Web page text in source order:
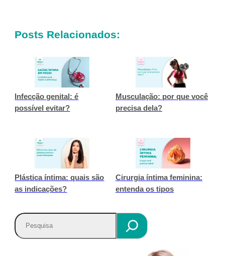
Posts Relacionados:
Infecção genital: é
possível evitar?
Musculação: por que você
precisa dela?
Plástica íntima: quais são
as indicações?
Cirurgia íntima feminina:
entenda os tipos
P
e